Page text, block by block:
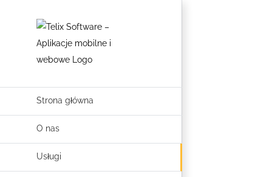
Strona główna
O nas
Usługi